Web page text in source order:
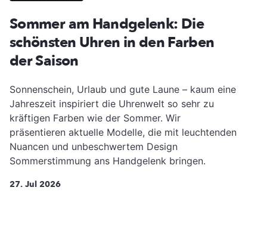
Sommer am Handgelenk: Die
schönsten Uhren in den Farben
der Saison
Sonnenschein, Urlaub und gute Laune – kaum eine
Jahreszeit inspiriert die Uhrenwelt so sehr zu
kräftigen Farben wie der Sommer. Wir
präsentieren aktuelle Modelle, die mit leuchtenden
Nuancen und unbeschwertem Design
Sommerstimmung ans Handgelenk bringen.
27. Jul 2026